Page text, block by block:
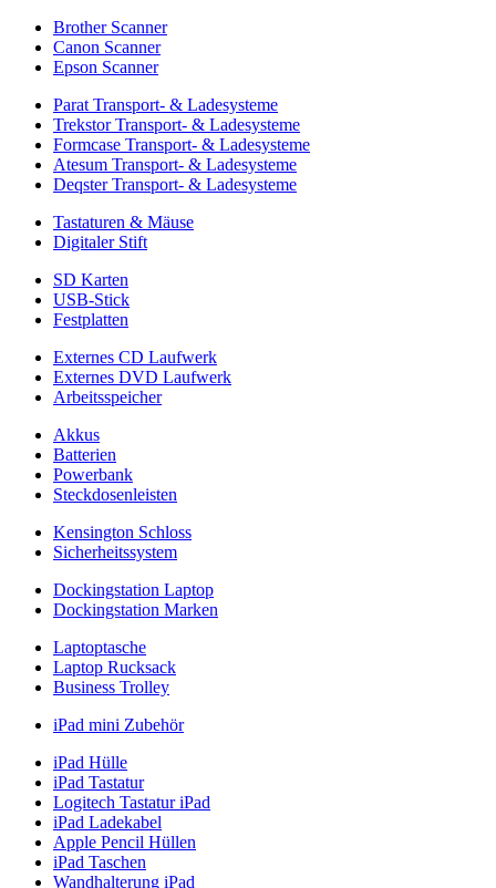
Brother Scanner
Canon Scanner
Epson Scanner
Parat Transport- & Ladesysteme
Trekstor Transport- & Ladesysteme
Formcase Transport- & Ladesysteme
Atesum Transport- & Ladesysteme
Deqster Transport- & Ladesysteme
Tastaturen & Mäuse
Digitaler Stift
SD Karten
USB-Stick
Festplatten
Externes CD Laufwerk
Externes DVD Laufwerk
Arbeitsspeicher
Akkus
Batterien
Powerbank
Steckdosenleisten
Kensington Schloss
Sicherheitssystem
Dockingstation Laptop
Dockingstation Marken
Laptoptasche
Laptop Rucksack
Business Trolley
iPad mini Zubehör
iPad Hülle
iPad Tastatur
Logitech Tastatur iPad
iPad Ladekabel
Apple Pencil Hüllen
iPad Taschen
Wandhalterung iPad